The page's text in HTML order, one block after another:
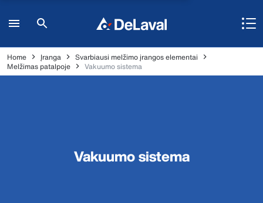
Home Įranga
Svarbiausi melžimo įrangos elementai
Melžimas patalpoje
Vakuumo sistema
Vakuumo sistema